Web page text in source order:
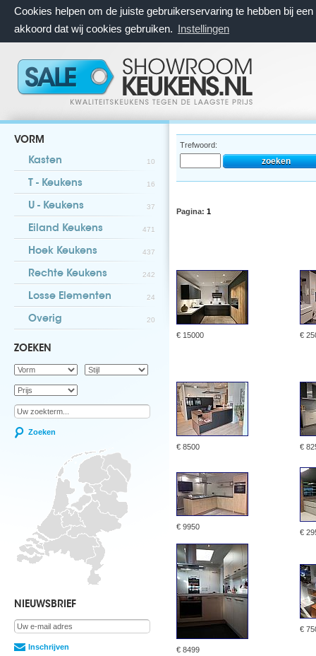
Cookies helpen om de juiste gebruikerservaring te hebben bij
akkoord dat wij cookies gebruiken. Instellingen
VORM
Kasten 10
T - Keukens 16
U - Keukens 37
Eiland Keukens 471
Hoek Keukens 437
Rechte Keukens 242
Losse Elementen 24
Overig 20
ZOEKEN
Zoeken
NIEUWSBRIEF
Inschrijven
Trefwoord:
Pagina: 1
€ 15000 €
€ 8500 €
€ 9950
€
€ 8499
€